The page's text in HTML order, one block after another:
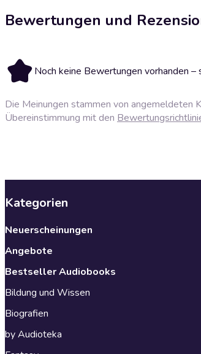
Bewertungen und
Noch keine Bewertungen vorhanden –
Die Meinungen stammen von angemeldeten
Übereinstimmung mit den
Kategorien
Neuerscheinungen
Angebote
Bestseller Audiobooks
Bildung und Wissen
Biografien
by Audioteka